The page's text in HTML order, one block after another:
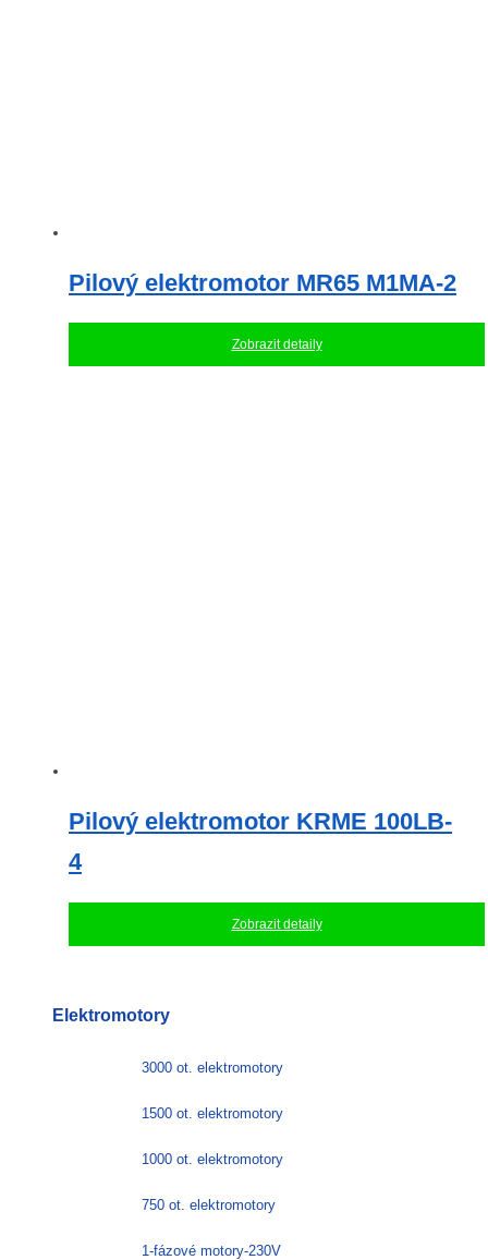
Pilový elektromotor MR65 M1MA-2
Zobrazit detaily
Pilový elektromotor KRME 100LB-
4
Zobrazit detaily
Elektromotory
3000 ot. elektromotory
1500 ot. elektromotory
1000 ot. elektromotory
750 ot. elektromotory
1-fázové motory-230V